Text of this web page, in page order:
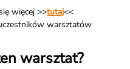
więcej >>tutaj<<
warsztatów
warsztat?